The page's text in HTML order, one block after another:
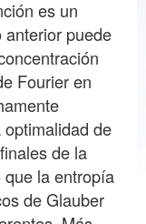
es un
anterior puede
Fourier en
de
de la
la entropía
de Glauber